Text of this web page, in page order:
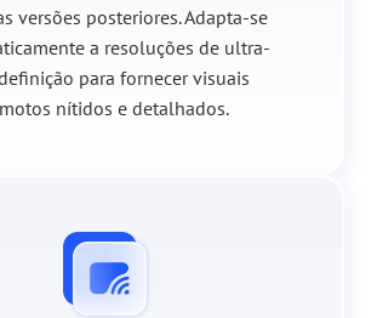
versões posteriores. Adapta-se
a resoluções de ultra-
para fornecer visuais
nítidos e detalhados.